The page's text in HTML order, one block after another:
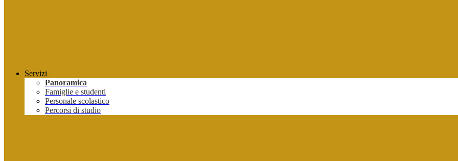
Servizi
Panoramica
Famiglie e studenti
Personale scolastico
Percorsi di studio